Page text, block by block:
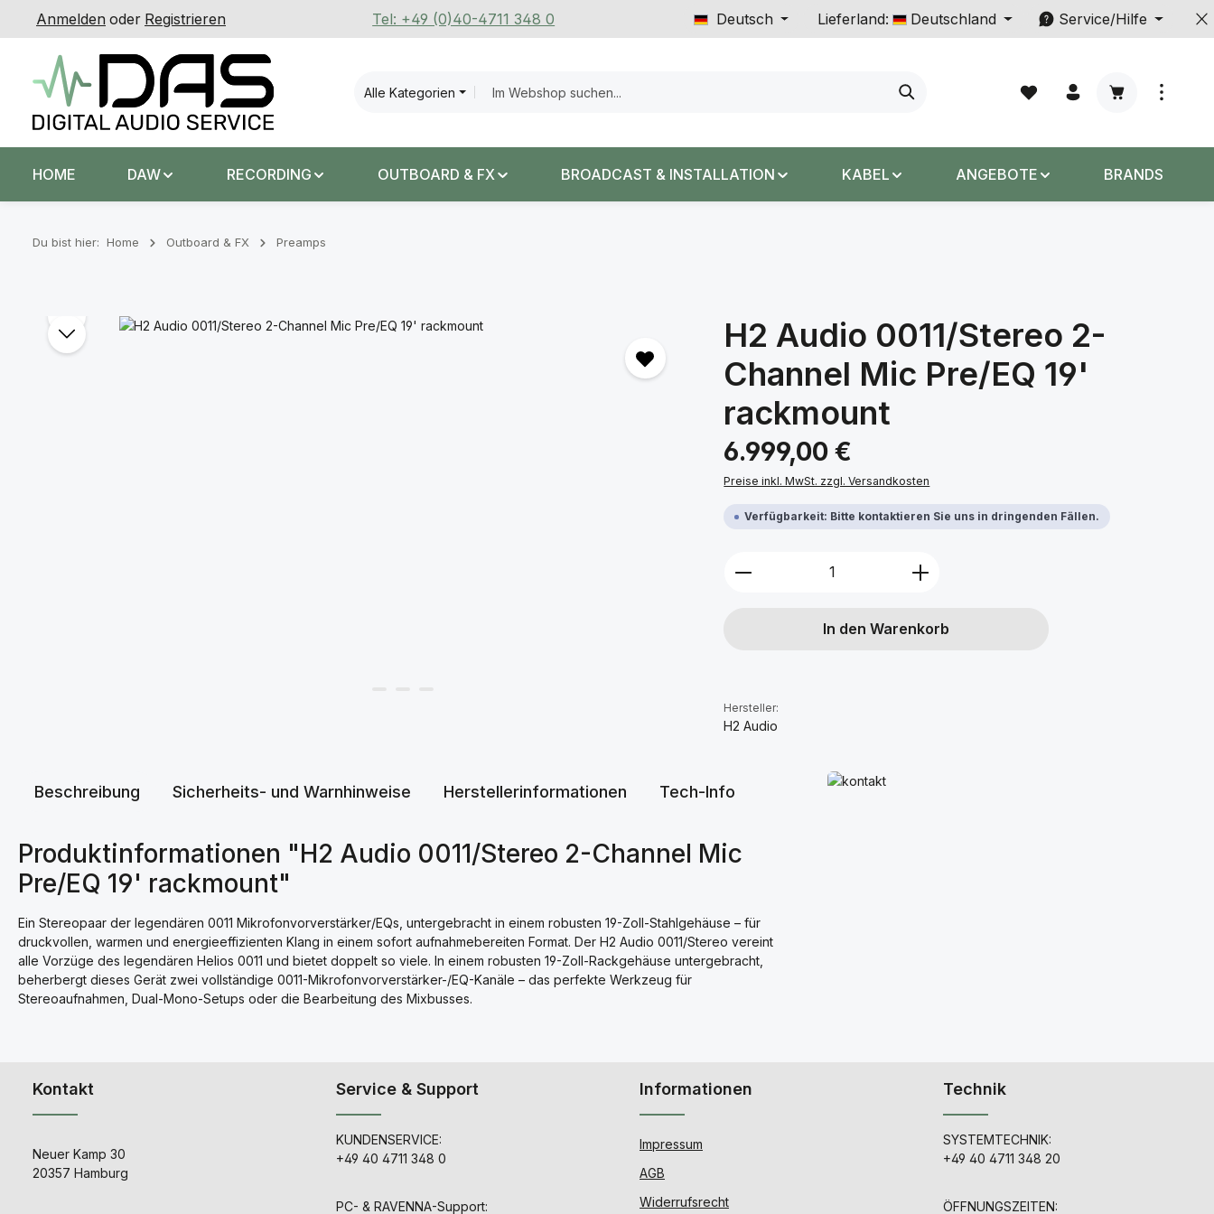
Hauptinhalt springen
Zur Suche springen
Zur Hauptnavigation springen
Anmelden oder Registrieren Tel: +49 (0)40-4711 348 0 Deutsch Lieferland: Deutschland Service/Hilfe
Alle Kategorien
Warenkorb
HOME DAW RECORDING OUTBOARD & FX BROADCAST & INSTALLATION KABEL ANGEBOTE BRANDS
Du bist hier: Home Outboard & FX Preamps
Bildergalerie überspringen
H2 Audio 0011/Stereo 2-
Channel Mic Pre/EQ 19'
rackmount
Regulärer Preis:
6.999,00 €
Preise inkl. MwSt. zzgl. Versandkosten
Verfügbarkeit: Bitte kontaktieren Sie uns in dringenden Fällen.
Produkt Anzahl: Gib den gewünschten Wert
In den Warenkorb
Hersteller:
H2 Audio
Beschreibung Sicherheits- und Warnhinweise Herstellerinformationen Tech-Info
Produktinformationen "H2 Audio 0011/Stereo 2-Channel Mic
Pre/EQ 19' rackmount"
Ein Stereopaar der legendären 0011 Mikrofonvorverstärker/EQs, untergebracht in einem robusten 19-Zoll-Stahlgehäuse – für
druckvollen, warmen und energieeffizienten Klang in einem sofort aufnahmebereiten Format. Der H2 Audio 0011/Stereo vereint
alle Vorzüge des legendären Helios 0011 und bietet doppelt so viele. In einem robusten 19-Zoll-Rackgehäuse untergebracht,
beherbergt dieses Gerät zwei vollständige 0011-Mikrofonvorverstärker-/EQ-Kanäle – das perfekte Werkzeug für
Stereoaufnahmen, Dual-Mono-Setups oder die Bearbeitung des Mixbusses.
Mehr erfahren
Kontakt
Neuer Kamp 30
20357 Hamburg
Service & Support
KUNDENSERVICE:
+49 40 4711 348 0
PC- & RAVENNA-Support:
Informationen
Impressum
AGB
Widerrufsrecht
Technik
SYSTEMTECHNIK:
+49 40 4711 348 20
ÖFFNUNGSZEITEN: